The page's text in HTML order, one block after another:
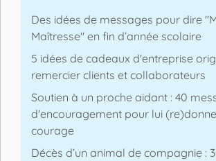
Des idées de messages pour dire
Maîtresse" en fin d’année scolaire
5 idées de cadeaux d'entreprise
remercier clients et collaborateurs
Soutien à un proche aidant : 40
d'encouragement pour lui
courage
Décès d’un animal de compagnie :